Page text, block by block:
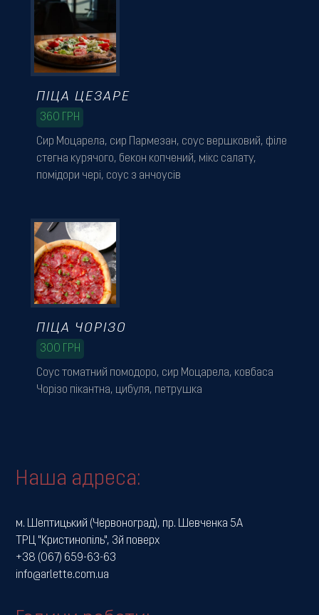
Сир Моцарела, сир Пармезан, соус вершковий, філе
стегна курячого, бекон копчений, мікс салату,
помідори чері, соус з анчоусів
ПІЦА ЦЕЗАРЕ
360 ГРН
Соус томатний помодоро, сир Моцарела, ковбаса
Чорізо пікантна, цибуля, петрушка
ПІЦА ЧОРІЗО
300 ГРН
Наша адреса:
м. Шептицький (Червоноград), пр. Шевченка 5А
ТРЦ "Кристинопіль", 3й поверх
+38 (067) 659-63-63
info@arlette.com.ua